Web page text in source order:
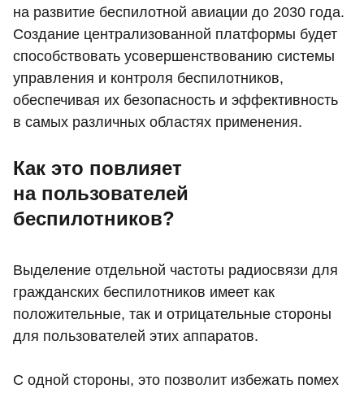
на развитие беспилотной авиации до 2030 года.
Создание централизованной платформы будет
способствовать усовершенствованию системы
управления и контроля беспилотников,
обеспечивая их безопасность и эффективность
в самых различных областях применения.
Как это повлияет
на пользователей
беспилотников?
Выделение отдельной частоты радиосвязи для
гражданских беспилотников имеет как
положительные, так и отрицательные стороны
для пользователей этих аппаратов.
С одной стороны, это позволит избежать помех